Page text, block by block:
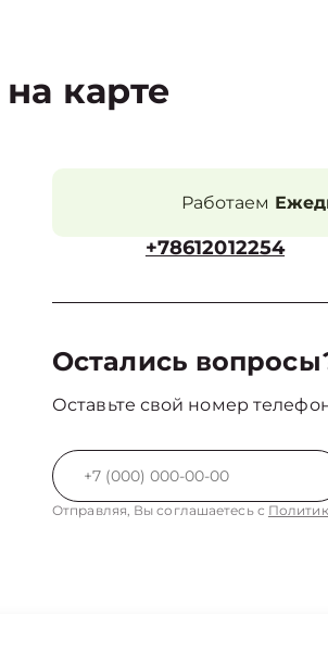
карте
Работаем
+78612012254
Остались
Оставьте свой номер
Отправляя, Вы соглашаетесь с